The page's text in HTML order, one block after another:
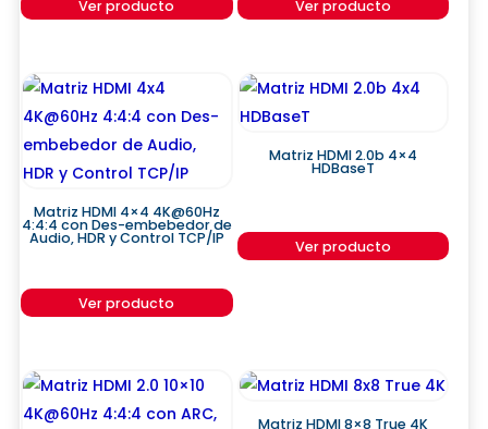
Ver producto Ver producto
Matriz HDMI 4×4 4K@60Hz
4:4:4 con Des-embebedor de
Audio, HDR y Control TCP/IP
Ver producto
Matriz HDMI 2.0b 4×4
HDBaseT
Ver producto
Matriz HDMI 8×8 True 4K